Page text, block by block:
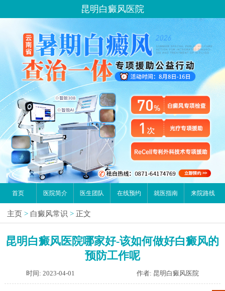
昆明白癜风医院
首页 医院简介 医生团队 在线预约 就医指南 来院路线
主页 > 白癜风常识 > 正文
昆明白癜风医院哪家好-该如何做好白癜风的
预防工作呢
时间: 2023-04-01 作者: 昆明白癜风医院